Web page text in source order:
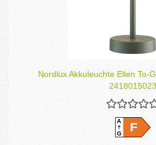
Nordlux Akkuleuchte Ellen To-
2418015023
A
GF